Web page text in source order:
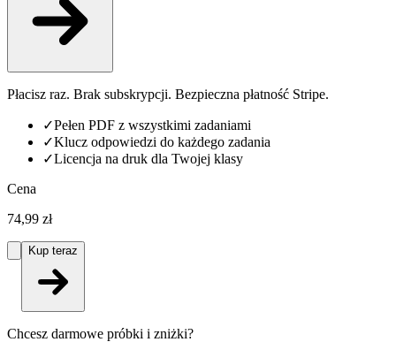
Płacisz raz. Brak subskrypcji. Bezpieczna płatność Stripe.
✓Pełen PDF z wszystkimi zadaniami
✓Klucz odpowiedzi do każdego zadania
✓Licencja na druk dla Twojej klasy
Cena
74,99 zł
Kup teraz
Chcesz darmowe próbki i zniżki?